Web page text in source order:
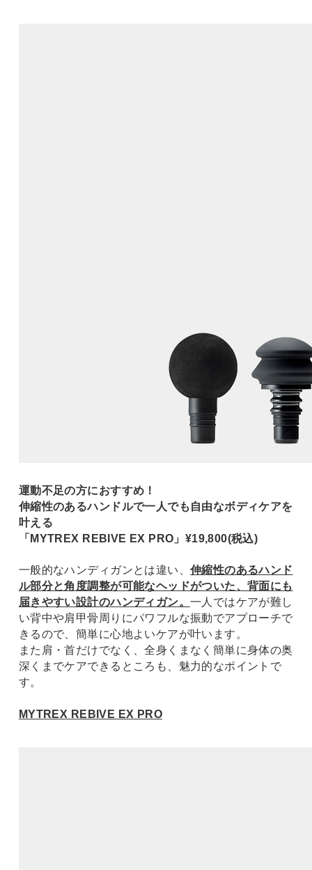
運動不足の方におすすめ！
伸縮性のあるハンドルで一人でも自由なボディケアを
叶える
「MYTREX REBIVE EX PRO」¥19,800(税込)
一般的なハンディガンとは違い、 伸縮性のあるハンド
ル部分と角度調整が可能なヘッドがついた、背面にも
届きやすい設計のハンディガン。 一人ではケアが難し
い背中や肩甲骨周りにパワフルな振動でアプローチで
きるので、簡単に心地よいケアが叶います。
また肩・首だけでなく、全身くまなく簡単に身体の奥
深くまでケアできるところも、魅力的なポイントで
す。
MYTREX REBIVE EX PRO